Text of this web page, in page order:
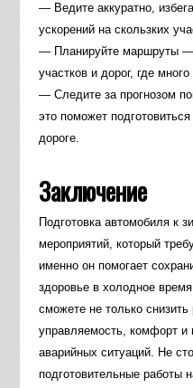
— Ведите аккуратно,
ускорений на скользких
— Планируйте маршруты —
участков и дорог, где
— Следите за прогнозом
это поможет
дороге.
Заключение
Подготовка автомобиля к
мероприятий, который
именно он помогает
здоровье в холодное
сможете не только
управляемость, комфорт и
аварийных ситуаций. Не
подготовительные работы